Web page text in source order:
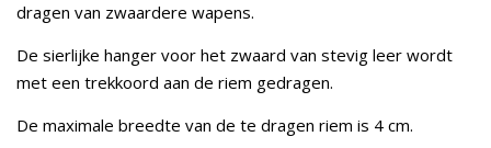
dragen van zwaardere wapens.
De sierlijke hanger voor het zwaard van stevig leer wordt
met een trekkoord aan de riem gedragen.
De maximale breedte van de te dragen riem is 4 cm.